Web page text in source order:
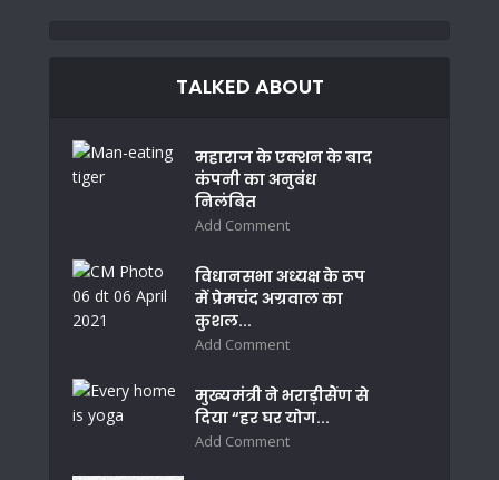
TALKED ABOUT
महाराज के एक्शन के बाद
कंपनी का अनुबंध
निलंबित
Add Comment
विधानसभा अध्यक्ष के रूप
में प्रेमचंद अग्रवाल का
कुशल...
Add Comment
मुख्यमंत्री ने भराड़ीसैंण से
दिया “हर घर योग...
Add Comment